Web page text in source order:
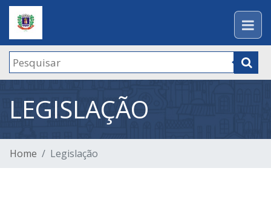
LEGISLAÇÃO
Home Legislação